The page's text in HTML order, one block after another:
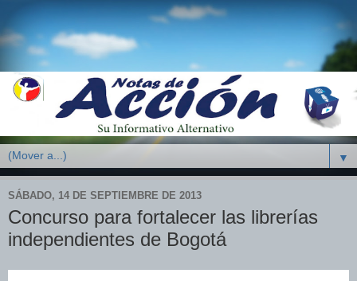
▼
SÁBADO, 14 DE SEPTIEMBRE DE 2013
Concurso para fortalecer las librerías
independientes de Bogotá